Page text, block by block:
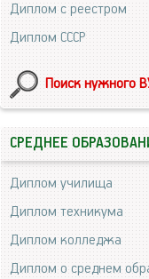
Диплом с реестром
Диплом СССР
Поиск нужного
СРЕДНЕЕ
Диплом училища
Диплом техникума
Диплом колледжа
Диплом о среднем